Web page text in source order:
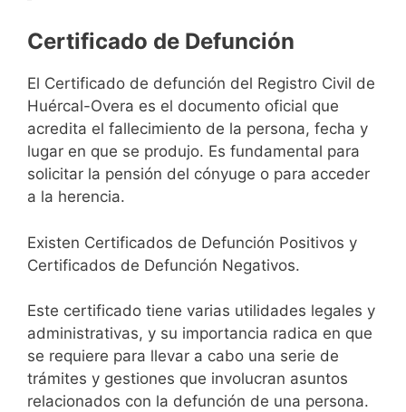
Certificado de Defunción
El Certificado de defunción del Registro Civil de
Huércal-Overa es el documento oficial que
acredita el fallecimiento de la persona, fecha y
lugar en que se produjo. Es fundamental para
solicitar la pensión del cónyuge o para acceder
a la herencia.
Existen Certificados de Defunción Positivos y
Certificados de Defunción Negativos.
Este certificado tiene varias utilidades legales y
administrativas, y su importancia radica en que
se requiere para llevar a cabo una serie de
trámites y gestiones que involucran asuntos
relacionados con la defunción de una persona.